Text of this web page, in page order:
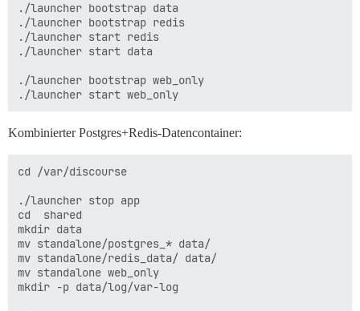
./launcher bootstrap data
./launcher bootstrap redis
./launcher start redis
./launcher start data
./launcher bootstrap web_only
Kombinierter Postgres+Redis-Datencontainer:
cd /var/discourse
./launcher stop app
cd  shared
mkdir data
mv standalone/postgres_* data/
mv standalone/redis_data/ data/
mv standalone web_only
mkdir -p data/log/var-log